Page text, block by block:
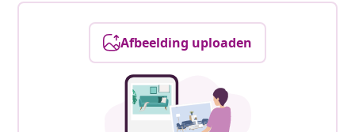
Afbeelding uploaden